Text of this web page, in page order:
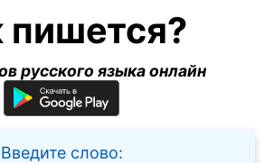
пишется?
русского языка онлайн
Введите слово: